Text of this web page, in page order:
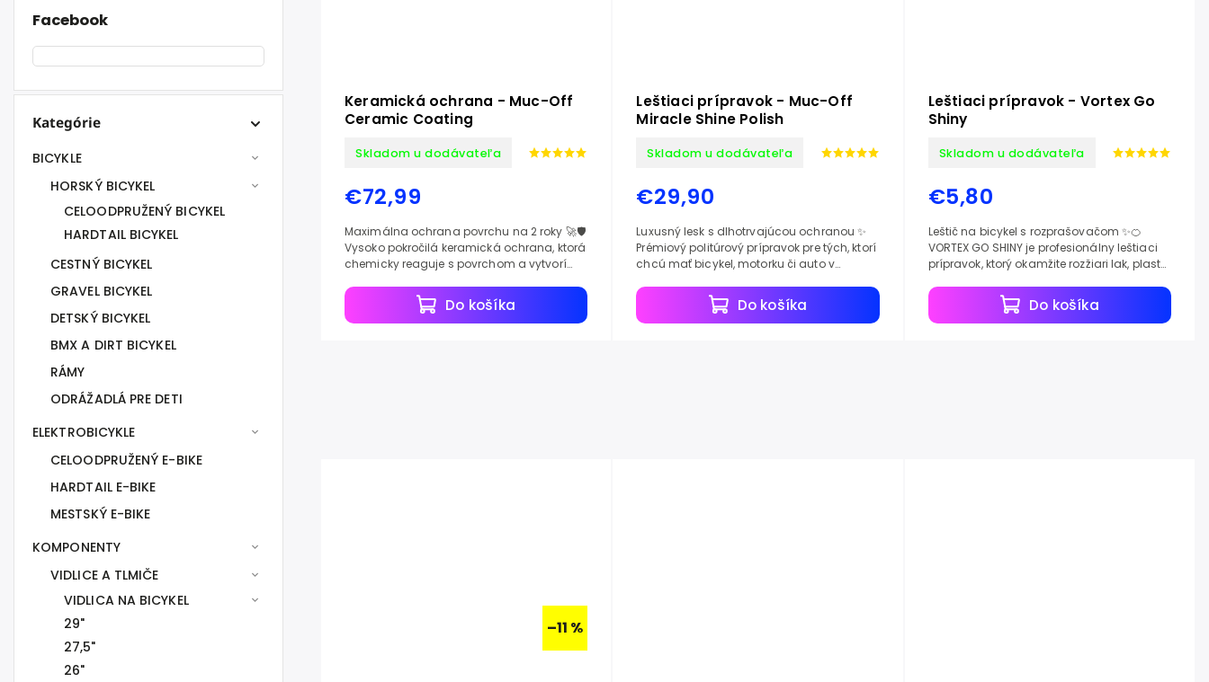
Facebook
Kategórie
BICYKLE
HORSKÝ BICYKEL
CELOODPRUŽENÝ BICYKEL
HARDTAIL BICYKEL
CESTNÝ BICYKEL
GRAVEL BICYKEL
DETSKÝ BICYKEL
BMX A DIRT BICYKEL
RÁMY
ODRÁŽADLÁ PRE DETI
ELEKTROBICYKLE
CELOODPRUŽENÝ E-BIKE
HARDTAIL E-BIKE
MESTSKÝ E-BIKE
KOMPONENTY
VIDLICE A TLMIČE
VIDLICA NA BICYKEL
29"
27,5"
26"
Keramická ochrana - Muc-Off
Ceramic Coating
Skladom u dodávateľa
€72,99
Do košíka
Maximálna ochrana povrchu na 2 roky 🚀🛡️
Vysoko pokročilá keramická ochrana, ktorá
chemicky reaguje s povrchom a vytvorí
Leštiaci prípravok - Muc-Off
Miracle Shine Polish
Skladom u dodávateľa
€29,90
Do košíka
Luxusný lesk s dlhotrvajúcou ochranou ✨
Prémiový politúrový prípravok pre tých, ktorí
chcú mať bicykel, motorku či auto v
hlboký,...
Leštiaci prípravok - Vortex Go
Shiny
Skladom u dodávateľa
€5,80
Do košíka
Leštič na bicykel s rozprašovačom ✨🍊
VORTEX GO SHINY je profesionálny leštiaci
prípravok, ktorý okamžite rozžiari lak, plasty
vodoodpudivú...
–11 %